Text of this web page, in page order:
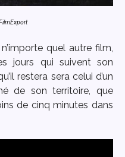
quel autre film,
jours qui suivent son
restera sera celui d’un
de son territoire, que
de cinq minutes dans